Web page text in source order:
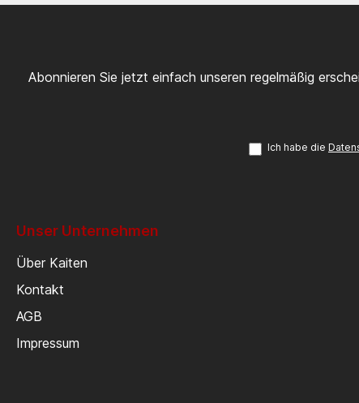
Abonnieren Sie jetzt einfach unseren regelmäßig
Ich habe die
Unser Unternehmen
Über Kaiten
Kontakt
AGB
Impressum